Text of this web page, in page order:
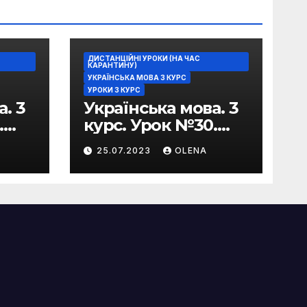
3
ДИСТАНЦІЙНІ УРОКИ (НА ЧАС
КАРАНТИНУ)
УКРАЇНСЬКА МОВА 3 КУРС
УРОКИ 3 КУРС
Українська мова. 3
курс. Урок №30.
Практична
риторика. Оцінюва
льні жанри.
25.07.2023 OLENA